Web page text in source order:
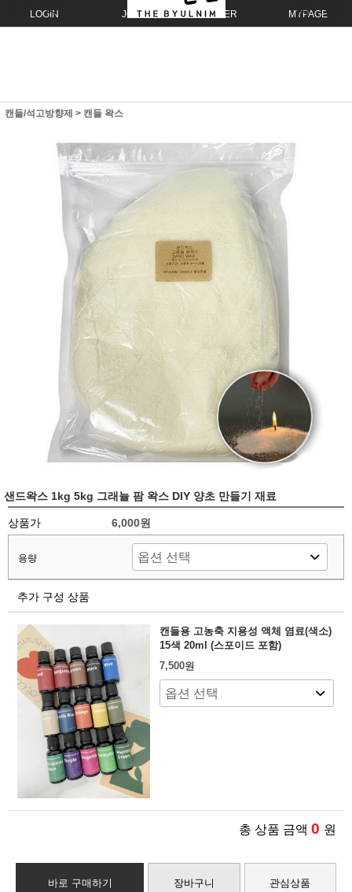
LOGIN JOIN ORDER MYPAGE
캔들/석고방향제 > 캔들 왁스
샌드왁스 1kg 5kg 그래뉼 팜 왁스 DIY 양초 만들기 재료
상품가 6,000원
용량
추가 구성 상품
캔들용 고농축 지용성 액체 염료(색소)
15색 20ml (스포이드 포함)
7,500원
총 상품 금액 0 원
바로 구매하기 장바구니 관심상품